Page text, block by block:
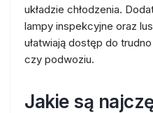
układzie chłodzenia.
lampy inspekcyjne oraz
ułatwiają dostęp do
czy podwoziu.
Jakie są